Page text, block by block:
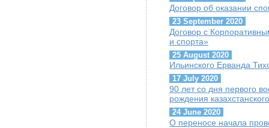
Договор об оказании
23 September 2020
Договор с
и спорта»
25 August 2020
Ильинского Ерванда
17 July 2020
90 лет со дня первого
рождения
24 June 2020
О переносе начала